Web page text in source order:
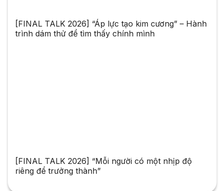
[FINAL TALK 2026] “Áp lực tạo kim cương” – Hành
trình dám thử để tìm thấy chính mình
[FINAL TALK 2026] “Mỗi người có một nhịp độ
riêng để trưởng thành”